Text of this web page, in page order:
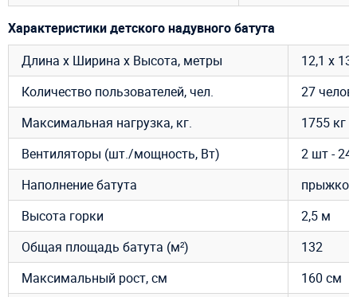
Характеристики детского надувного батута
Длина х Ширина х Высота, метры
12,1 х
Количество пользователей, чел.
27
Максимальная нагрузка, кг.
1755 кг
Вентиляторы (шт./мощность, Вт)
2 шт -
Наполнение батута
Высота горки
2,5 м
Общая площадь батута (м²)
132
Максимальный рост, см
160 см